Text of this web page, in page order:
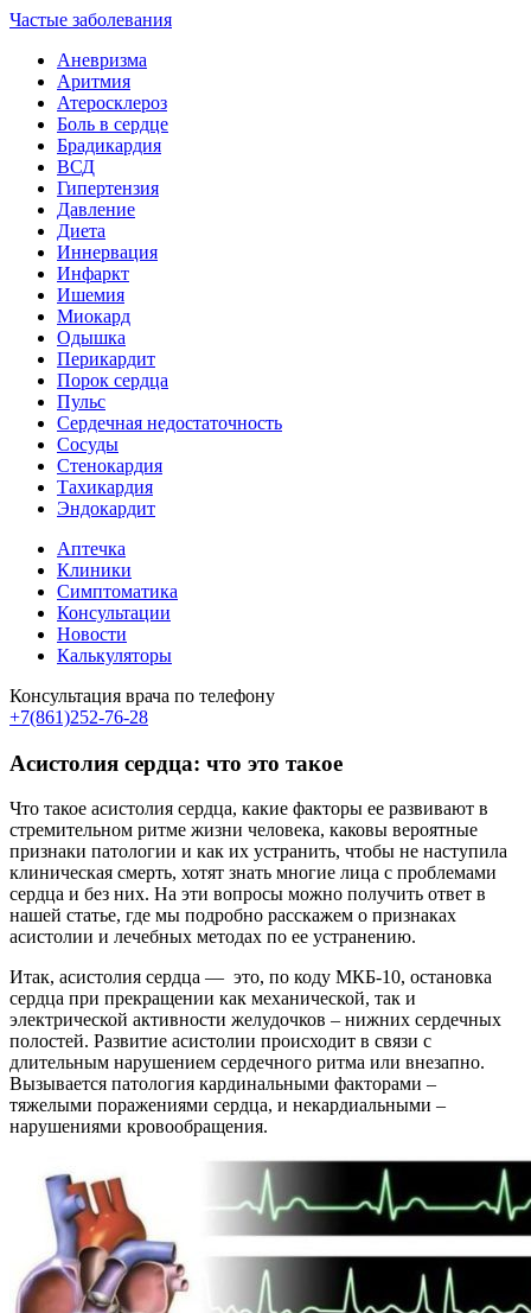
Частые заболевания
Аневризма
Аритмия
Атеросклероз
Боль в сердце
Брадикардия
ВСД
Гипертензия
Давление
Диета
Иннервация
Инфаркт
Ишемия
Миокард
Одышка
Перикардит
Порок сердца
Пульс
Сердечная недостаточность
Сосуды
Стенокардия
Тахикардия
Эндокардит
Аптечка
Клиники
Симптоматика
Консультации
Новости
Калькуляторы
Консультация врача по телефону
+7(861)252-76-28
Асистолия сердца: что это такое
Что такое асистолия сердца, какие факторы ее развивают в
стремительном ритме жизни человека, каковы вероятные
признаки патологии и как их устранить, чтобы не наступила
клиническая смерть, хотят знать многие лица с проблемами
сердца и без них. На эти вопросы можно получить ответ в
нашей статье, где мы подробно расскажем о признаках
асистолии и лечебных методах по ее устранению.
Итак, асистолия сердца — это, по коду МКБ-10, остановка
сердца при прекращении как механической, так и
электрической активности желудочков – нижних сердечных
полостей. Развитие асистолии происходит в связи с
длительным нарушением сердечного ритма или внезапно.
Вызывается патология кардинальными факторами –
тяжелыми поражениями сердца, и некардиальными –
нарушениями кровообращения.